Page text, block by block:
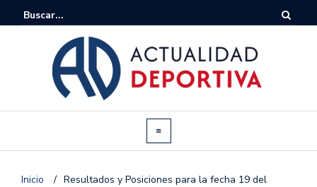
Inicio / Resultados y Posiciones para la fecha 19 del